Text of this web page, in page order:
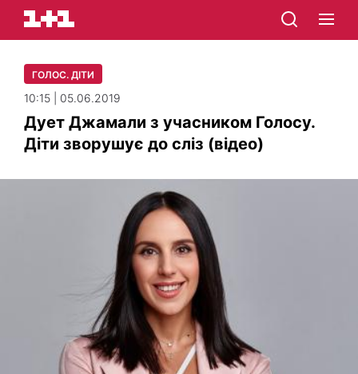
ГОЛОС. ДІТИ
10:15 | 05.06.2019
Дует Джамали з учасником Голосу.
Діти зворушує до сліз (відео)